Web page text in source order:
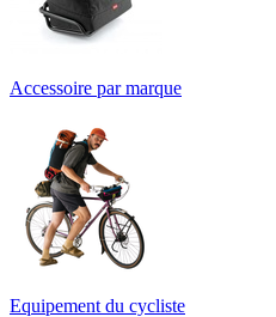
Accessoire par marque
Equipement du cycliste